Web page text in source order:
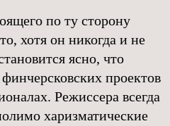
по ту сторону
хотя он никогда и не
ясно, что
проектов
Режиссера всегда
харизматические